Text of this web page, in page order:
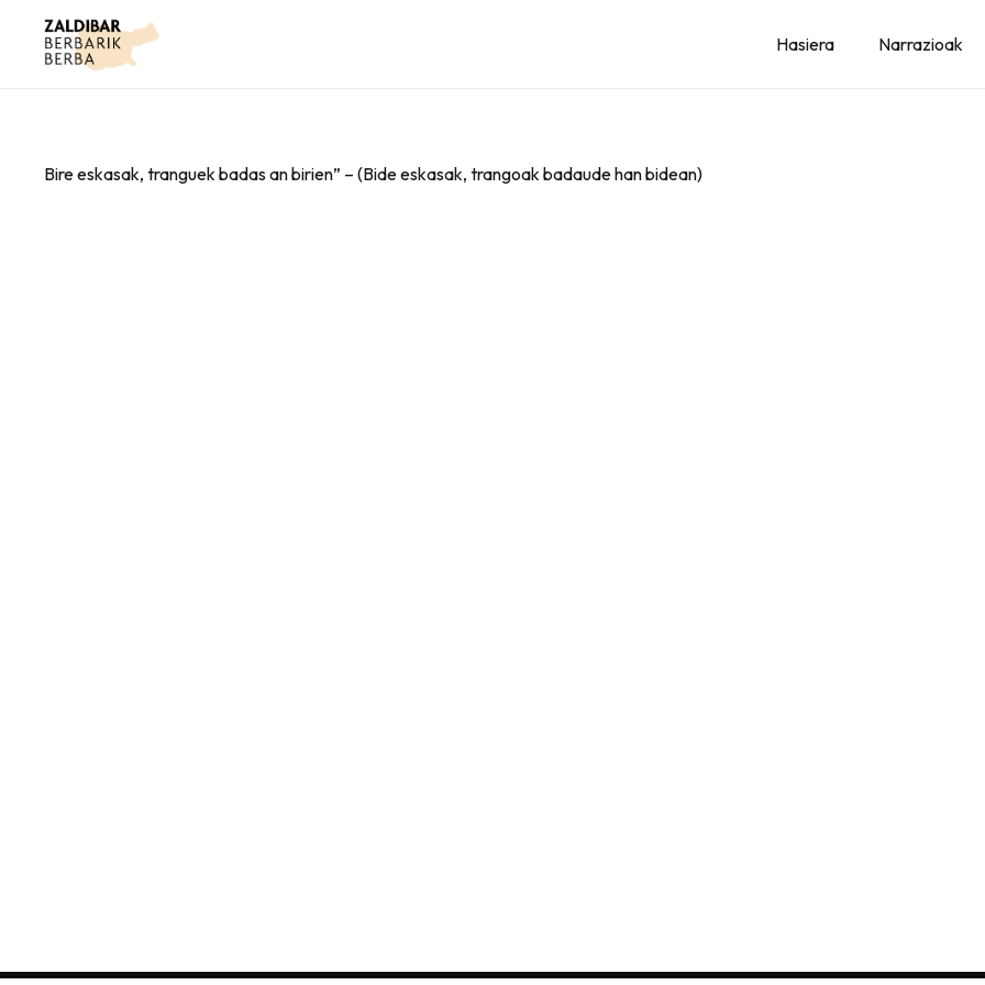
Hasiera Narrazioak
Bire eskasak, tranguek badas an birien” – (Bide eskasak, trangoak badaude han bidean)